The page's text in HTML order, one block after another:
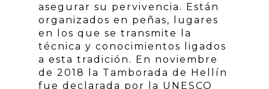
asegurar su pervivencia. Están
organizados en peñas, lugares
en los que se transmite la
técnica y conocimientos ligados
a esta tradición. En noviembre
de 2018 la Tamborada de Hellín
fue declarada por la UNESCO